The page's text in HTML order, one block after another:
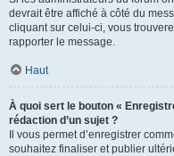
devrait être affiché à côté du
cliquant sur celui-ci, vous
rapporter le message.
Haut
À quoi sert le bouton «
rédaction d’un sujet ?
Il vous permet d’enregistrer
souhaitez finaliser et publier